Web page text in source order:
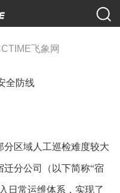
飞象网
全防线
区域人工巡检难度较大
迁分公司（以下简称“宿
日常运维体系，实现了